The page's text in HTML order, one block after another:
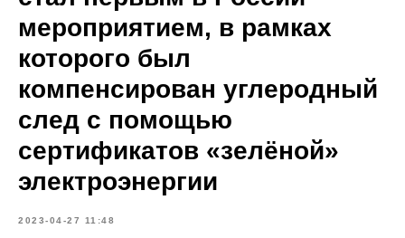
мероприятием, в рамках
которого был
компенсирован углеродный
след с помощью
сертификатов «зелёной»
электроэнергии
2023-04-27 11:48